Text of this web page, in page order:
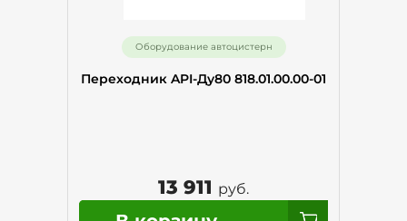
Оборудование автоцистерн
Переходник API-Ду80 818.01.00.00-01
13 911 руб.